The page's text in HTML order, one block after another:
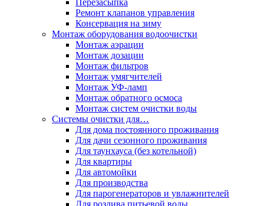
Перезасыпка
Ремонт клапанов управления
Консервация на зиму
Монтаж оборудования водоочистки
Монтаж аэрации
Монтаж дозации
Монтаж фильтров
Монтаж умягчителей
Монтаж УФ-ламп
Монтаж обратного осмоса
Монтаж систем очистки воды
Системы очистки для…
Для дома постоянного проживания
Для дачи сезонного проживания
Для таунхауса (без котельной)
Для квартиры
Для автомойки
Для производства
Для парогенераторов и увлажнителей